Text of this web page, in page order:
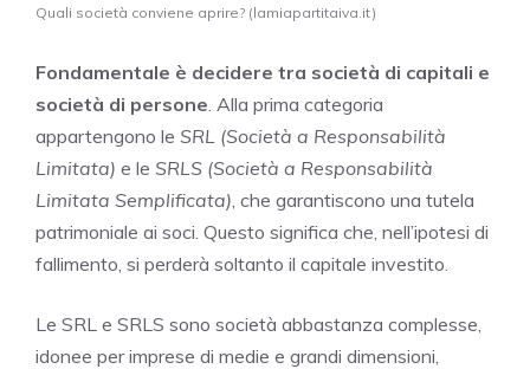
Quali società conviene aprire? (lamiapartitaiva.it)
Fondamentale è decidere tra società di capitali e
società di persone. Alla prima categoria
appartengono le SRL (Società a Responsabilità
Limitata) e le SRLS (Società a Responsabilità
Limitata Semplificata), che garantiscono una tutela
patrimoniale ai soci. Questo significa che, nell’ipotesi di
fallimento, si perderà soltanto il capitale investito.
Le SRL e SRLS sono società abbastanza complesse,
idonee per imprese di medie e grandi dimensioni,